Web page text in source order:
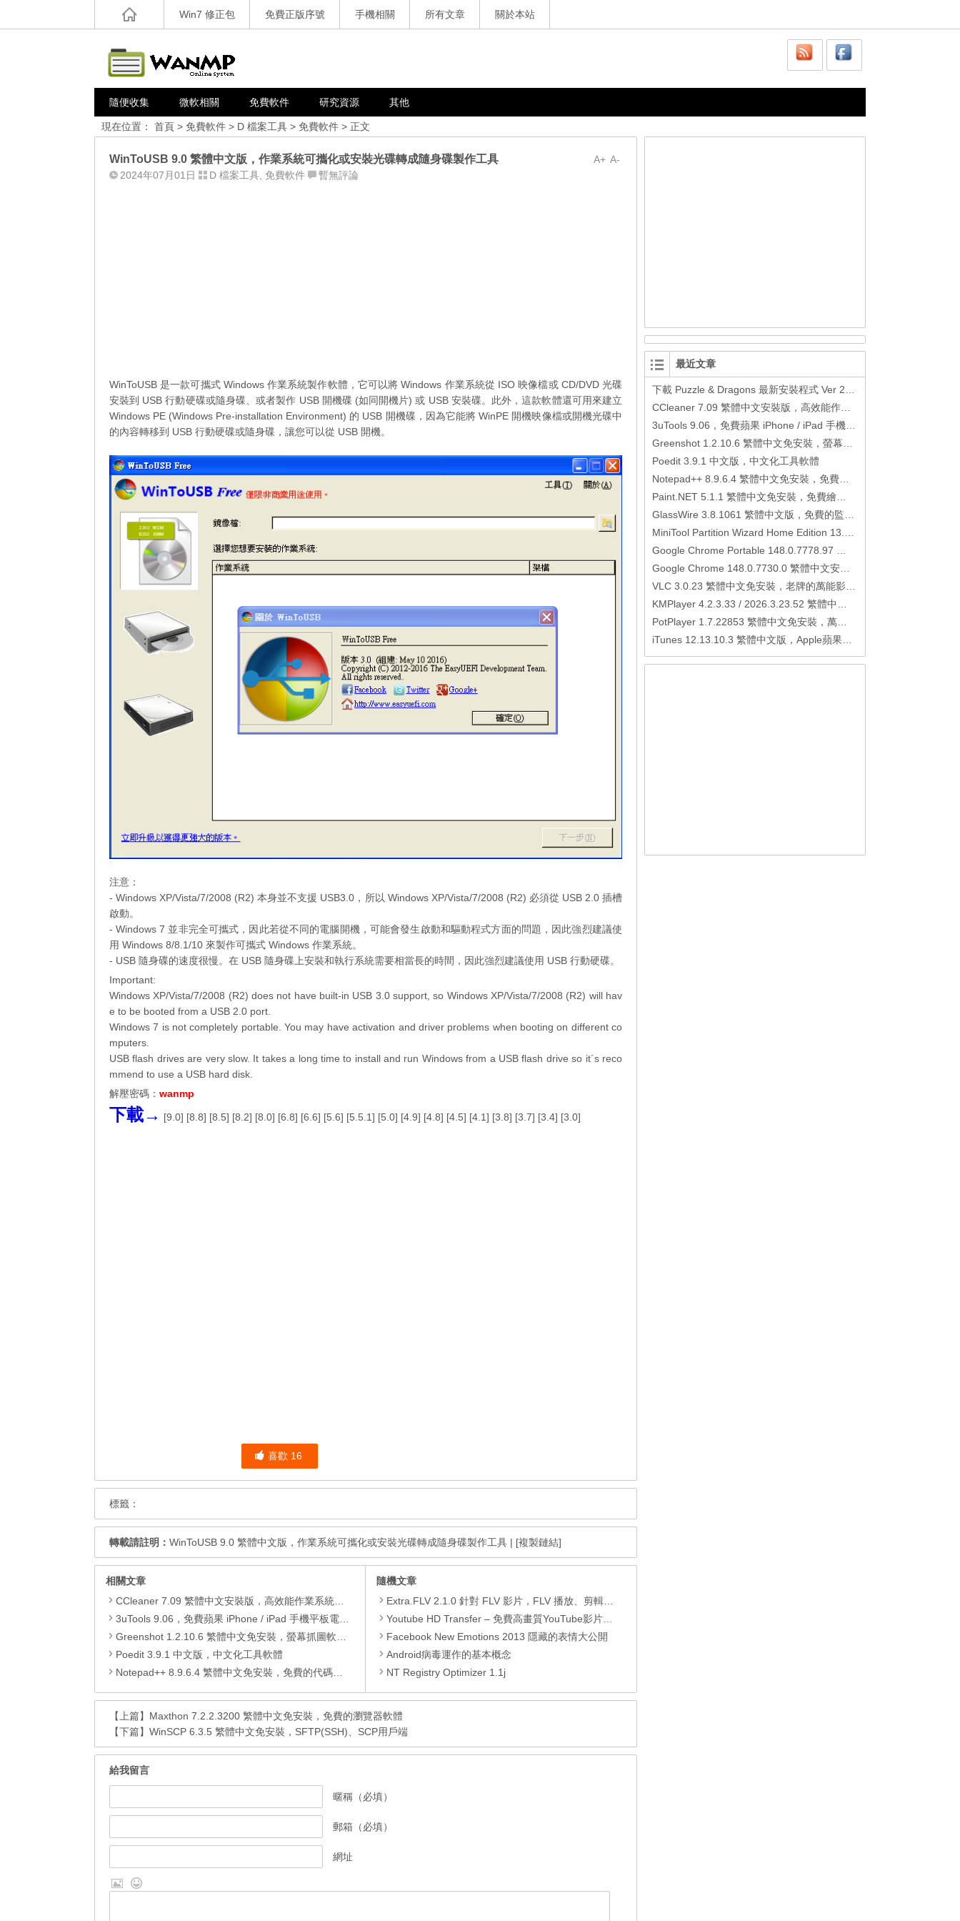
Win7 修正包 免費正版序號 手機相關 所有文章 關於本站
隨便收集 微軟相關 免費軟件 研究資源 其他
現在位置： 首頁 > 免費軟件 > D 檔案工具 > 免費軟件 > 正文
A-
A+
WinToUSB 9.0 繁體中文版，作業系統可攜化或安裝光碟轉成隨身碟製作工具
2024年07月01日 D 檔案工具 免費軟件 暫無評論
WinToUSB 是一款可攜式 Windows 作業系統製作軟體，它可以將 Windows 作業系統從 ISO 映像檔或 CD/DVD 光碟
安裝到 USB 行動硬碟或隨身碟、或者製作 USB 開機碟 (如同開機片) 或 USB 安裝碟。此外，這款軟體還可用來建立
Windows PE (Windows Pre-installation Environment) 的 USB 開機碟，因為它能將 WinPE 開機映像檔或開機光碟中
的內容轉移到 USB 行動硬碟或隨身碟，讓您可以從 USB 開機。
注意：
- Windows XP/Vista/7/2008 (R2) 本身並不支援 USB3.0，所以 Windows XP/Vista/7/2008 (R2) 必須從 USB 2.0 插槽
啟動。
- Windows 7 並非完全可攜式，因此若從不同的電腦開機，可能會發生啟動和驅動程式方面的問題，因此強烈建議使
用 Windows 8/8.1/10 來製作可攜式 Windows 作業系統。
- USB 隨身碟的速度很慢。在 USB 隨身碟上安裝和執行系統需要相當長的時間，因此強烈建議使用 USB 行動硬碟。
Important:
Windows XP/Vista/7/2008 (R2) does not have built-in USB 3.0 support, so Windows XP/Vista/7/2008 (R2) will hav
e to be booted from a USB 2.0 port.
Windows 7 is not completely portable. You may have activation and driver problems when booting on different co
mputers.
USB flash drives are very slow. It takes a long time to install and run Windows from a USB flash drive so it´s reco
mmend to use a USB hard disk.
解壓密碼： wanmp
下載→ [9.0] [8.8] [8.5] [8.2] [8.0] [6.8] [6.6] [5.6] [5.5.1] [5.0] [4.9] [4.8] [4.5] [4.1] [3.8] [3.7] [3.4] [3.0]
喜歡 16
標籤：
轉載請註明： WinToUSB 9.0 繁體中文版，作業系統可攜化或安裝光碟轉成隨身碟製作工具 | [複製鏈結]
相關文章
CCleaner 7.09 繁體中文安裝版，高效能作業系統清理軟體
3uTools 9.06，免費蘋果 iPhone / iPad 手機平板電腦管理備份還原軟體
Greenshot 1.2.10.6 繁體中文免安裝，螢幕抓圖軟體，1.3.315 安裝版
Poedit 3.9.1 中文版，中文化工具軟體
Notepad++ 8.9.6.4 繁體中文免安裝，免費的代碼編輯器
隨機文章
Extra.FLV 2.1.0 針對 FLV 影片，FLV 播放、剪輯、合併、截圖、修復與轉檔軟體，同時支援處理 MPG、VCD、DVD
Youtube HD Transfer – 免費高畫質YouTube影片下載工具
Facebook New Emotions 2013 隱藏的表情大公開
Android病毒運作的基本概念
NT Registry Optimizer 1.1j
【上篇】 Maxthon 7.2.2.3200 繁體中文免安裝，免費的瀏覽器軟體
【下篇】 WinSCP 6.3.5 繁體中文免安裝，SFTP(SSH)、SCP用戶端
給我留言
暱稱（必填）
郵箱（必填）
網址
最近文章
Poedit 3.9.1 中文版，中文化工具軟體